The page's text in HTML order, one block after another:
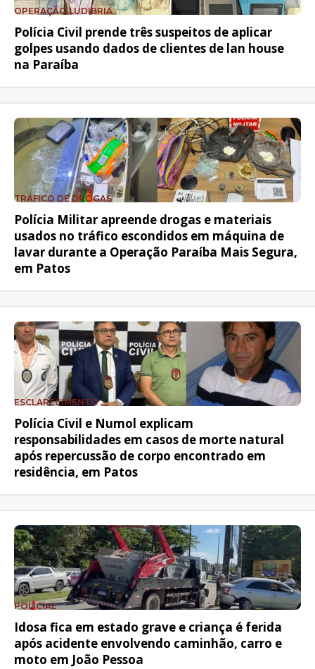
OPERAÇÃO LUDIBRIA
Polícia Civil prende três suspeitos de aplicar
golpes usando dados de clientes de lan house
na Paraíba
TRÁFICO DE DROGAS
Polícia Militar apreende drogas e materiais
usados no tráfico escondidos em máquina de
lavar durante a Operação Paraíba Mais Segura,
em Patos
ESCLARECIMENTO
Polícia Civil e Numol explicam
responsabilidades em casos de morte natural
após repercussão de corpo encontrado em
residência, em Patos
POLICIAL
Idosa fica em estado grave e criança é ferida
após acidente envolvendo caminhão, carro e
moto em João Pessoa